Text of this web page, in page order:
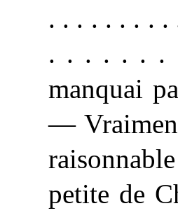
. . . . . . . .
. . . . . . .
manquai
—
petite de